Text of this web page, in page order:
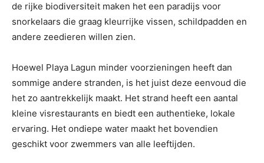
de rijke biodiversiteit maken het een paradijs voor
snorkelaars die graag kleurrijke vissen, schildpadden en
andere zeedieren willen zien.
Hoewel Playa Lagun minder voorzieningen heeft dan
sommige andere stranden, is het juist deze eenvoud die
het zo aantrekkelijk maakt. Het strand heeft een aantal
kleine visrestaurants en biedt een authentieke, lokale
ervaring. Het ondiepe water maakt het bovendien
geschikt voor zwemmers van alle leeftijden.